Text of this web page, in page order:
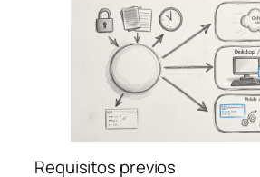
Requisitos previos